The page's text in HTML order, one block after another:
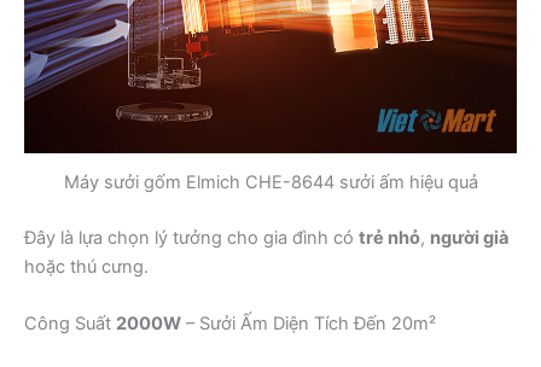
Máy sưởi gốm Elmich CHE-8644 sưởi ấm hiệu quả
Đây là lựa chọn lý tưởng cho gia đình có trẻ nhỏ, người già
hoặc thú cưng.
Công Suất 2000W – Sưởi Ấm Diện Tích Đến 20m²